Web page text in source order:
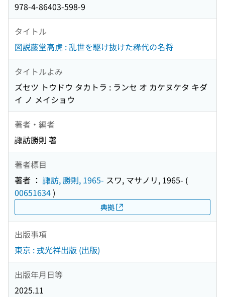
978-4-86403-598-9
タイトル
図説藤堂高虎 : 乱世を駆け抜けた稀代の名将
タイトルよみ
ズセツ トウドウ タカトラ : ランセ オ カケヌケタ キダ
イ ノ メイショウ
著者・編者
諏訪勝則 著
著者標目
著者 ： 諏訪, 勝則, 1965- スワ, マサノリ, 1965- (
00651634)
典拠
出版事項
東京 : 戎光祥出版 (出版)
出版年月日等
2025.11